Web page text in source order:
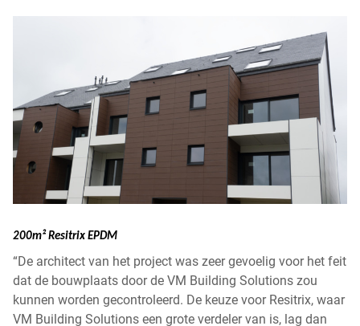
200m² Resitrix EPDM
“De architect van het project was zeer gevoelig voor het feit
dat de bouwplaats door de VM Building Solutions zou
kunnen worden gecontroleerd. De keuze voor Resitrix, waar
VM Building Solutions een grote verdeler van is, lag dan